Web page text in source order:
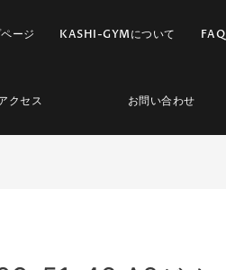
ージ KASHI-GYMについて FAQ
クセス お問い合わせ